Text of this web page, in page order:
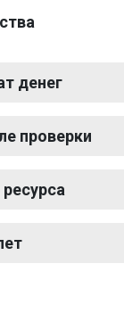
денег
проверки